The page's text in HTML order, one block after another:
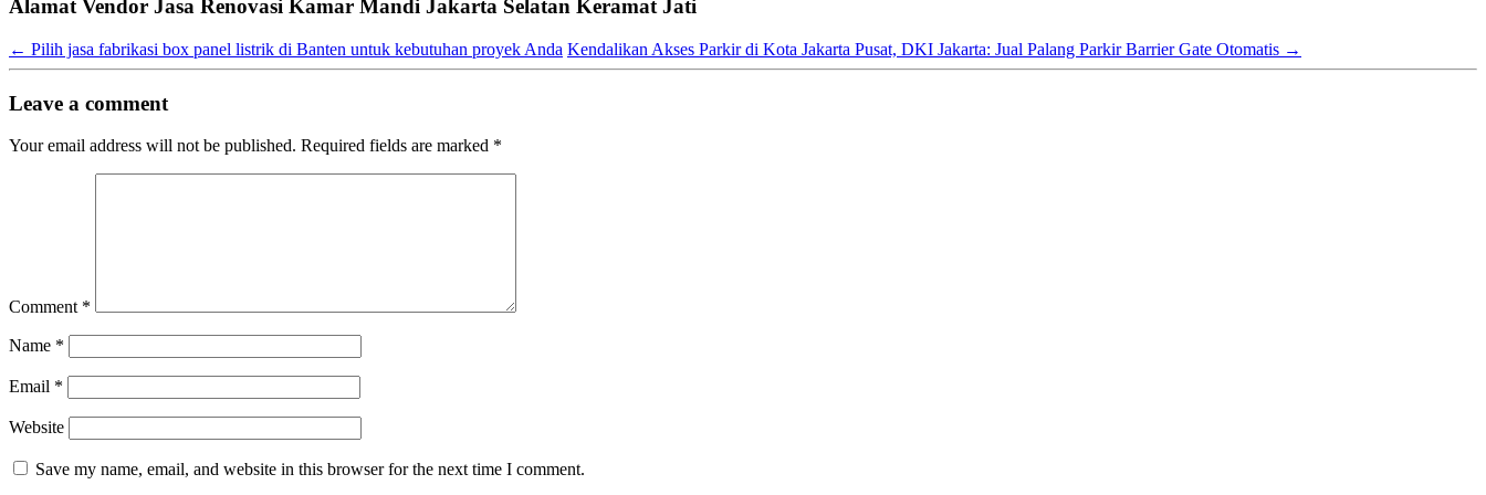
Alamat Vendor Jasa Renovasi Kamar Mandi Jakarta Selatan Keramat Jati
← Pilih jasa fabrikasi box panel listrik di Banten untuk kebutuhan proyek Anda Kendalikan Akses Parkir di Kota Jakarta Pusat, DKI Jakarta: Jual Palang Parkir Barrier Gate Otomatis →
Leave a comment
Your email address will not be published. Required fields are marked *
Comment *
Name *
Email *
Website
Save my name, email, and website in this browser for the next time I comment.